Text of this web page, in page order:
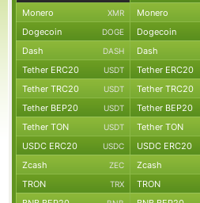
Monero XMR Monero
Dogecoin DOGE Dogecoin
Dash DASH Dash
Tether ERC20 USDT Tether ERC20
Tether TRC20 USDT Tether TRC20
Tether BEP20 USDT Tether BEP20
Tether TON USDT Tether TON
USDC ERC20 USDC USDC ERC20
Zcash ZEC Zcash
TRON TRX TRON